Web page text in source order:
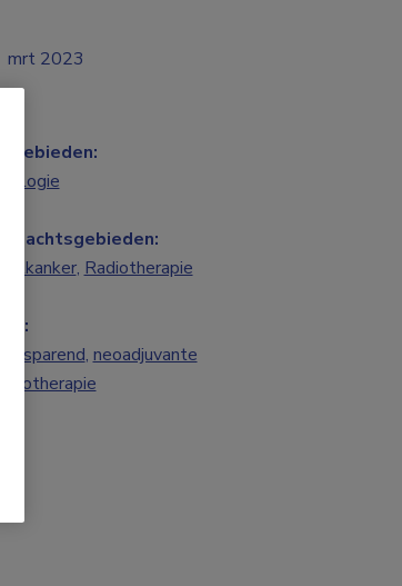
mrt 2023
, Radiotherapie
, neoadjuvante